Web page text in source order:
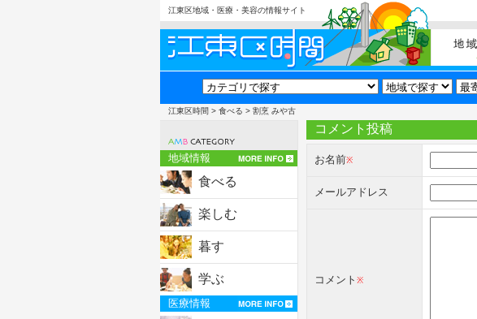
江東区地域・医療・美容の情報サイト
江東区時間 > 食べる > 割烹 みや古
地域情報
食べる
楽しむ
暮す
学ぶ
医療情報
コメント投稿
お名前※
メールアドレス
コメント ※